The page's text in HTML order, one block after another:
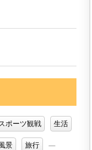
スポーツ観戦 生活
景 旅行